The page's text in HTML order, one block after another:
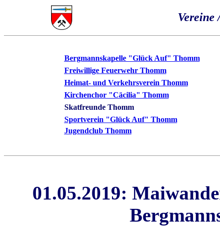
Vereine
Bergmannskapelle "Glück Auf" Thomm
Freiwillige Feuerwehr Thomm
Heimat- und Verkehrsverein Thomm
Kirchenchor "Cäcilia" Thomm
Skatfreunde Thomm
Sportverein "Glück Auf" Thomm
Jugendclub Thomm
01.05.2019: